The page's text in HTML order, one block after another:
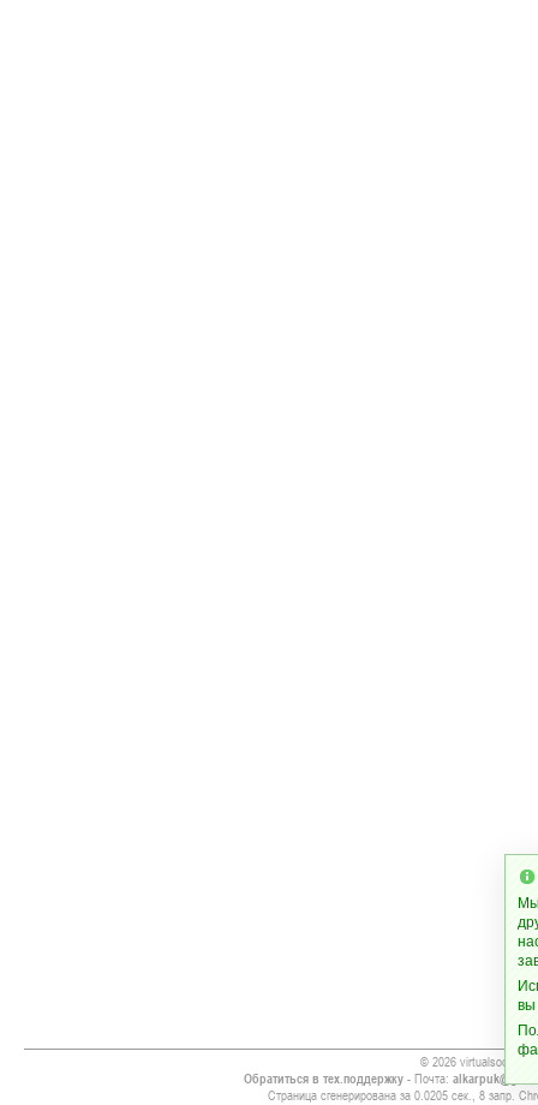
© 2026
Обратиться в тех.поддержку- Почта:
Страница сгенерирована за 0.0205 сек., 8 запр.
вы